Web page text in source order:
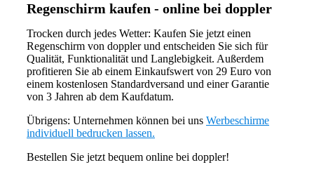
Regenschirm kaufen - online bei doppler
Trocken durch jedes Wetter: Kaufen Sie jetzt einen
Regenschirm von doppler und entscheiden Sie sich für
Qualität, Funktionalität und Langlebigkeit. Außerdem
profitieren Sie ab einem Einkaufswert von 29 Euro von
einem kostenlosen Standardversand und einer Garantie
von 3 Jahren ab dem Kaufdatum.
Übrigens: Unternehmen können bei uns Werbeschirme
individuell bedrucken lassen.
Bestellen Sie jetzt bequem online bei doppler!